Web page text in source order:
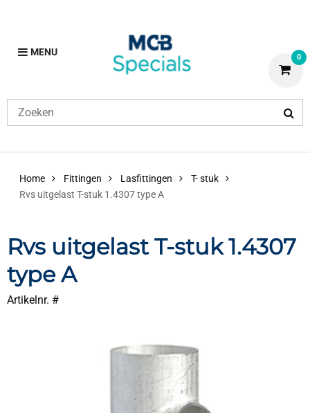
MENU 0
Home Fittingen Lasfittingen
T- stuk
Rvs uitgelast T-stuk 1.4307 type A
Rvs uitgelast T-stuk 1.4307
type A
Artikelnr. #